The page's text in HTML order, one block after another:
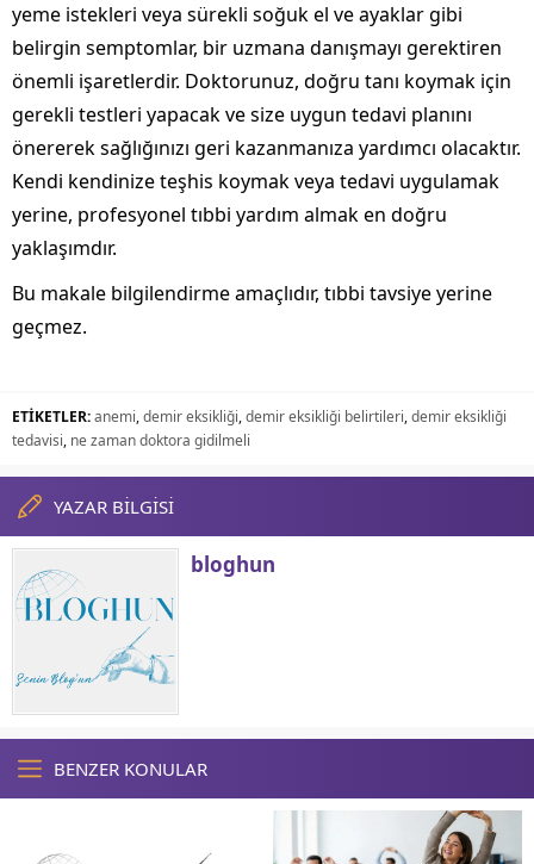
yeme istekleri veya sürekli soğuk el ve ayaklar gibi
belirgin semptomlar, bir uzmana danışmayı gerektiren
önemli işaretlerdir. Doktorunuz, doğru tanı koymak için
gerekli testleri yapacak ve size uygun tedavi planını
önererek sağlığınızı geri kazanmanıza yardımcı olacaktır.
Kendi kendinize teşhis koymak veya tedavi uygulamak
yerine, profesyonel tıbbi yardım almak en doğru
yaklaşımdır.
Bu makale bilgilendirme amaçlıdır, tıbbi tavsiye yerine
geçmez.
ETİKETLER:anemi,demir eksikliği,demir eksikliği belirtileri,demir eksikliği
tedavisi, ne zaman doktora gidilmeli
YAZAR BİLGİSİ
bloghun
BENZER KONULAR